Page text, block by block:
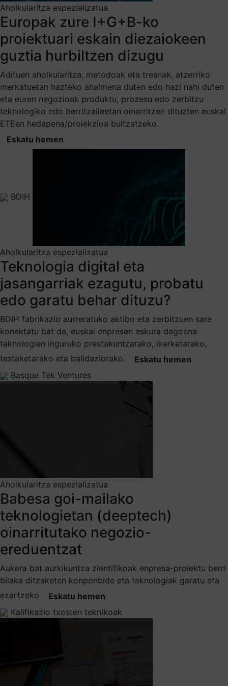
Aholkularitza espezializatua
Europak zure I+G+B-ko
proiektuari eskain diezaiokeen
guztia hurbiltzen dizugu
Adituen aholkularitza, metodoak eta tresnak, atzerriko
merkatuetan hazteko ahalmena duten edo hazi nahi duten
eta euren negozioak produktu, prozesu edo zerbitzu
teknologiko edo berritzaileetan oinarritzen dituzten euskal
ETEen hedapena/proiekzioa bultzatzeko.
Eskatu hemen
BDIH
Aholkularitza espezializatua
Teknologia digital eta
jasangarriak ezagutu, probatu
edo garatu behar dituzu?
BDIH fabrikazio aurreratuko aktibo eta zerbitzuen sare
konektatu bat da, euskal enpresen eskura dagoena
teknologien inguruko prestakuntzarako, ikerketarako,
testaketarako eta balidaziorako.
Eskatu hemen
Basque Tek Ventures
Aholkularitza espezializatua
Babesa goi-mailako
teknologietan (deeptech)
oinarritutako negozio-
ereduentzat
Aukera bat aurkikuntza zientifikoak enpresa-proiektu berri
bilaka ditzaketen konponbide eta teknologiak garatu eta
ezartzeko
Eskatu hemen
Kalifikazio txosten teknikoak